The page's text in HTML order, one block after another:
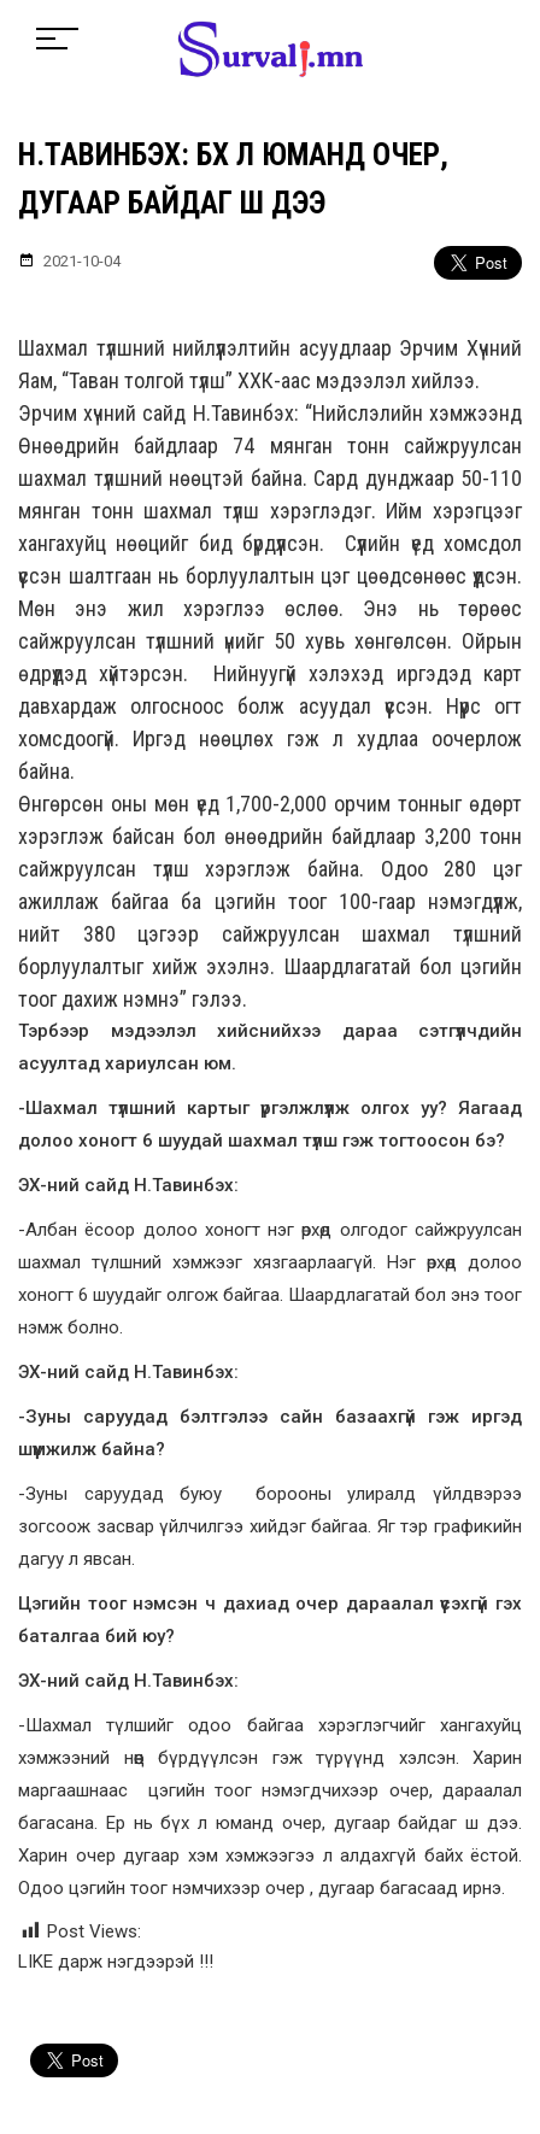
Н.ТАВИНБЭХ: БҮХ Л ЮМАНД ОЧЕР,
ДУГААР БАЙДАГ ШҮҮ ДЭЭ
2021-10-04
Шахмал түлшний нийлүүлэлтийн асуудлаар Эрчим Хүчний
Яам, “Таван толгой түлш” ХХК-аас мэдээлэл хийлээ.
Эрчим хүчний сайд Н.Тавинбэх: “Нийслэлийн хэмжээнд
Өнөөдрийн байдлаар 74 мянган тонн сайжруулсан
шахмал түлшний нөөцтэй байна. Сард дунджаар 50-110
мянган тонн шахмал түлш хэрэглэдэг. Ийм хэрэгцээг
хангахуйц нөөцийг бид бүрдүүлсэн. Сүүлийн үед хомсдол
үүссэн шалтгаан нь борлуулалтын цэг цөөдсөнөөс үүдсэн.
Мөн энэ жил хэрэглээ өслөө. Энэ нь төрөөс
сайжруулсан түлшний үнийг 50 хувь хөнгөлсөн. Ойрын
өдрүүдэд хүйтэрсэн. Нийнуугүй хэлэхэд иргэдэд карт
давхардаж олгосноос болж асуудал үүссэн. Нүүрс огт
хомсдоогүй. Иргэд нөөцлөх гэж л худлаа оочерлож
байна.
Өнгөрсөн оны мөн үед 1,700-2,000 орчим тонныг өдөрт
хэрэглэж байсан бол өнөөдрийн байдлаар 3,200 тонн
сайжруулсан түлш хэрэглэж байна. Одоо 280 цэг
ажиллаж байгаа ба цэгийн тоог 100-гаар нэмэгдүүлж,
нийт 380 цэгээр сайжруулсан шахмал түлшний
борлуулалтыг хийж эхэлнэ. Шаардлагатай бол цэгийн
тоог дахиж нэмнэ” гэлээ.
Тэрбээр мэдээлэл хийснийхээ дараа сэтгүүлчдийн
асуултад хариулсан юм.
-Шахмал түлшний картыг үргэлжлүүлж олгох уу? Яагаад
долоо хоногт 6 шуудай шахмал түлш гэж тогтоосон бэ?
ЭХ-ний сайд Н.Тавинбэх:
-Албан ёсоор долоо хоногт нэг өрхөд олгодог сайжруулсан
шахмал түлшний хэмжээг хязгаарлаагүй. Нэг өрхөд долоо
хоногт 6 шуудайг олгож байгаа. Шаардлагатай бол энэ тоог
нэмж болно.
ЭХ-ний сайд Н.Тавинбэх:
-Зуны саруудад бэлтгэлээ сайн базаахгүй гэж иргэд
шүүмжилж байна?
-Зуны саруудад буюу борооны улиралд үйлдвэрээ
зогсоож засвар үйлчилгээ хийдэг байгаа. Яг тэр графикийн
дагуу л явсан.
Цэгийн тоог нэмсэн ч дахиад очер дараалал үүсэхгүй гэх
баталгаа бий юу?
ЭХ-ний сайд Н.Тавинбэх:
-Шахмал түлшийг одоо байгаа хэрэглэгчийг хангахуйц
хэмжээний нөөц бүрдүүлсэн гэж түрүүнд хэлсэн. Харин
маргаашнаас цэгийн тоог нэмэгдчихээр очер, дараалал
багасана. Ер нь бүх л юманд очер, дугаар байдаг ш дээ.
Харин очер дугаар хэм хэмжээгээ л алдахгүй байх ёстой.
Одоо цэгийн тоог нэмчихээр очер , дугаар багасаад ирнэ.
Post Views:
LIKE дарж нэгдээрэй !!!